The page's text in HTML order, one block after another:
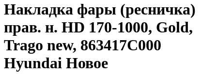
Накладка фары (ресничка)
прав. н. HD 170-1000, Gold,
Trago new, 863417C000
Hyundai Новое